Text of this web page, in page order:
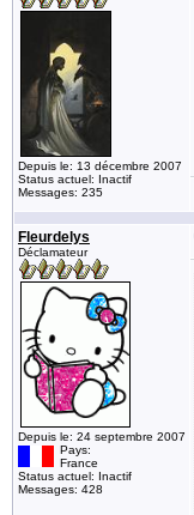
Depuis le: 13 décembre 2007
Status actuel: Inactif
Messages: 235
Fleurdelys
Déclamateur
Depuis le: 24 septembre 2007
Pays:
France
Status actuel: Inactif
Messages: 428